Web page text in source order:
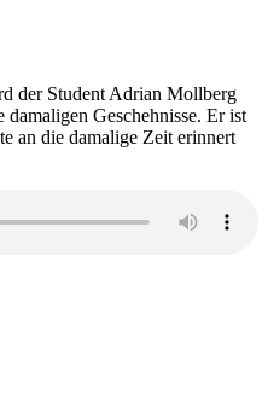
der Student Adrian Mollberg
Geschehnisse. Er ist
an die damalige Zeit erinnert